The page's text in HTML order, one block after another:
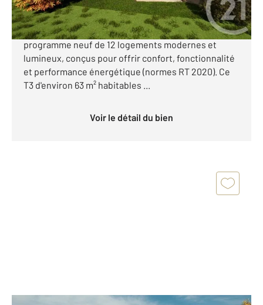
Programme neuf aux Rousses Idéalement situé
dans le charmant village des Rousses, découvrez ce
programme neuf de 12 logements modernes et
lumineux, conçus pour offrir confort, fonctionnalité
et performance énergétique (normes RT 2020). Ce
T3 d'environ 63 m² habitables ...
Voir le détail du bien